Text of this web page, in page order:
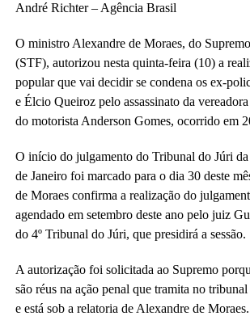
André Richter – Agência Brasil
O ministro Alexandre de Moraes, do
(STF), autorizou nesta quinta-feira (10) a
popular que vai decidir se condena os ex-
e Élcio Queiroz pelo assassinato da
do motorista Anderson Gomes, ocorrido em
O início do julgamento do Tribunal do Júri
de Janeiro foi marcado para o dia 30 deste
de Moraes confirma a realização do
agendado em setembro deste ano pelo juiz
do 4º Tribunal do Júri, que presidirá a sessão.
A autorização foi solicitada ao Supremo
são réus na ação penal que tramita no tribunal
e está sob a relatoria de Alexandre de Moraes.